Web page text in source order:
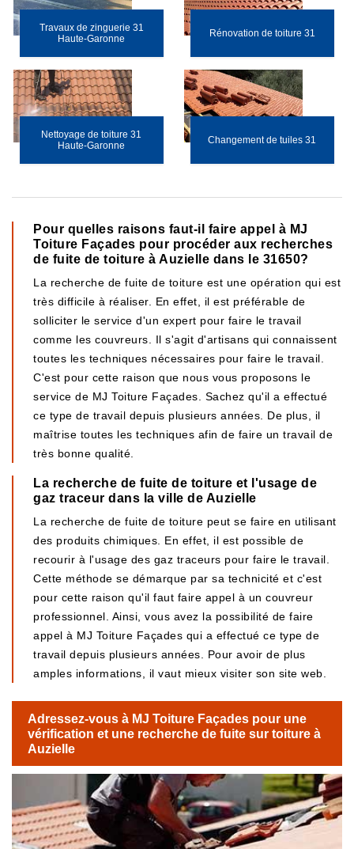
Travaux de zinguerie 31
Haute-Garonne
Rénovation de toiture 31
Nettoyage de toiture 31
Haute-Garonne
Changement de tuiles 31
Pour quelles raisons faut-il faire appel à MJ
Toiture Façades pour procéder aux recherches
de fuite de toiture à Auzielle dans le 31650?
La recherche de fuite de toiture est une opération qui est
très difficile à réaliser. En effet, il est préférable de
solliciter le service d'un expert pour faire le travail
comme les couvreurs. Il s'agit d'artisans qui connaissent
toutes les techniques nécessaires pour faire le travail.
C'est pour cette raison que nous vous proposons le
service de MJ Toiture Façades. Sachez qu'il a effectué
ce type de travail depuis plusieurs années. De plus, il
maîtrise toutes les techniques afin de faire un travail de
très bonne qualité.
La recherche de fuite de toiture et l'usage de
gaz traceur dans la ville de Auzielle
La recherche de fuite de toiture peut se faire en utilisant
des produits chimiques. En effet, il est possible de
recourir à l'usage des gaz traceurs pour faire le travail.
Cette méthode se démarque par sa technicité et c'est
pour cette raison qu'il faut faire appel à un couvreur
professionnel. Ainsi, vous avez la possibilité de faire
appel à MJ Toiture Façades qui a effectué ce type de
travail depuis plusieurs années. Pour avoir de plus
amples informations, il vaut mieux visiter son site web.
Adressez-vous à MJ Toiture Façades pour une
vérification et une recherche de fuite sur toiture à
Auzielle